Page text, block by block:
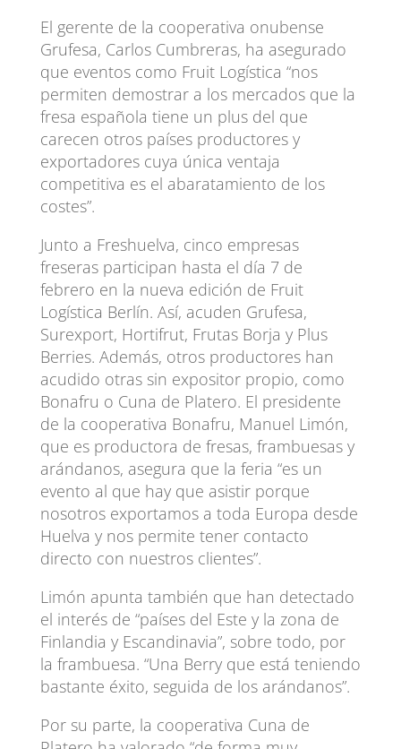
El gerente de la cooperativa onubense
Grufesa, Carlos Cumbreras, ha asegurado
que eventos como Fruit Logística “nos
permiten demostrar a los mercados que la
fresa española tiene un plus del que
carecen otros países productores y
exportadores cuya única ventaja
competitiva es el abaratamiento de los
costes”.
Junto a Freshuelva, cinco empresas
freseras participan hasta el día 7 de
febrero en la nueva edición de Fruit
Logística Berlín. Así, acuden Grufesa,
Surexport, Hortifrut, Frutas Borja y Plus
Berries. Además, otros productores han
acudido otras sin expositor propio, como
Bonafru o Cuna de Platero. El presidente
de la cooperativa Bonafru, Manuel Limón,
que es productora de fresas, frambuesas y
arándanos, asegura que la feria “es un
evento al que hay que asistir porque
nosotros exportamos a toda Europa desde
Huelva y nos permite tener contacto
directo con nuestros clientes”.
Limón apunta también que han detectado
el interés de “países del Este y la zona de
Finlandia y Escandinavia”, sobre todo, por
la frambuesa. “Una Berry que está teniendo
bastante éxito, seguida de los arándanos”.
Por su parte, la cooperativa Cuna de